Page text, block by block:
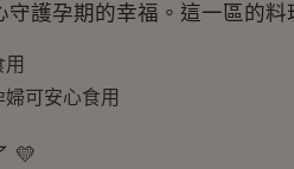
護孕期的幸福。這一區的
可安心食用
💛